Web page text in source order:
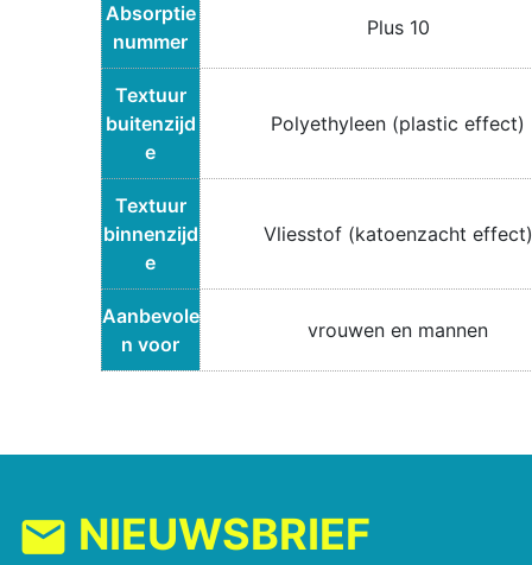
Absorptie
nummer
Plus 10
Textuur
buitenzijd
e
Polyethyleen (plastic effect)
Textuur
binnenzijd
e
Vliesstof (katoenzacht effect)
Aanbevole
n voor
vrouwen en mannen
mail NIEUWSBRIEF